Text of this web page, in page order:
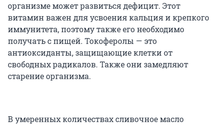
организме может развиться дефицит. Этот
витамин важен для усвоения кальция и крепкого
иммунитета, поэтому также его необходимо
получать с пищей. Токоферолы — это
антиоксиданты, защищающие клетки от
свободных радикалов. Также они замедляют
старение организма.
В умеренных количествах сливочное масло